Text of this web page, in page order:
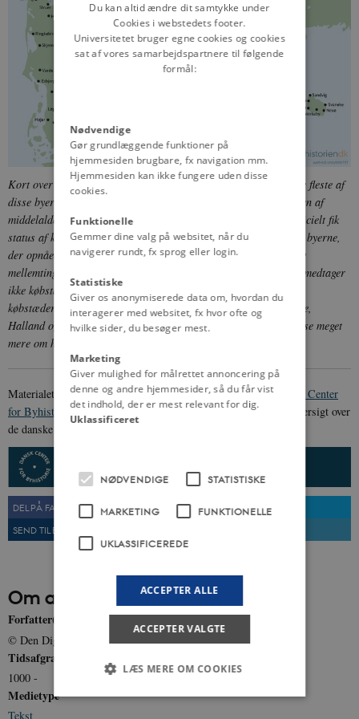
Kort over danske byer med købstadsprivilegier gennem tiden. De fleste af
disse byer med købstadsprivilegier fandtes allerede ved slutningen af
middelalderen, men flere kom til helt op til 1958, hvor Skjern officielt fik
status af købstad som den sidste by i Danmark. Det var ikke alle byerne,
der opnåede fuldstændig status som købstæder, men flere forblev
mellemting mellem landsby og købstad, såkaldte flækker. Kortet medtager
ikke købstæderne udenfor landets nuværende grænse, det vil sige
købstæderne i hertugdømmerne Slesvig og Holsten, samt i Skåne,
Halland og Blekinge. De fleste af byerne vist på kortet kan du læse meget
mere om her på siden.
Materialet er udarbejdet afDen Digitale Byport, en del af
Dansk Center
for Byhistorie. Mere information om arbejdet, samt en samlet oversigt over
de danske købstæder, kan findes
DEL PÅ FACEBOOK
DEL PÅ TWITTER
SEND TIL EN VEN
Om artiklen
Forfatter(e)
© Den Digitale Byport: Danmarks købstæder
Tidsafgrænsning
1000 -
Medietype
Tekst
Du kan altid ændre dit samtykke under
Cookies i webstedets footer.
Universitetet bruger egne cookies og cookies
sat af vores samarbejdspartnere til følgende
formål:
Nødvendige
Gør grundlæggende funktioner på
hjemmesiden brugbare, fx navigation mm.
Hjemmesiden kan ikke fungere uden disse
cookies.
Funktionelle
Gemmer dine valg på websitet, når du
navigerer rundt, fx sprog eller login.
Statistiske
Giver os anonymiserede data om, hvordan du
interagerer med websitet, fx hvor ofte og
hvilke sider, du besøger mest.
Marketing
Giver mulighed for målrettet annoncering på
denne og andre hjemmesider, så du får vist
det indhold, der er mest relevant for dig.
Uklassificeret
NØDVENDIGE STATISTISKE
MARKETING FUNKTIONELLE
UKLASSIFICEREDE
ACCEPTER ALLE
ACCEPTER VALGTE
LÆS MERE OM COOKIES